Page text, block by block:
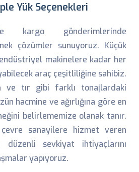
Yük Seçenekleri
kargo gönderimlerinde
çözümler sunuyoruz. Küçük
makinelere kadar her
araç çeşitliliğine sahibiz.
ve tır gibi farklı tonajlardaki
hacmine ve ağırlığına göre en
belirlememize olanak tanır.
sanayilere hizmet veren
sevkiyat ihtiyaçlarını
yapıyoruz.